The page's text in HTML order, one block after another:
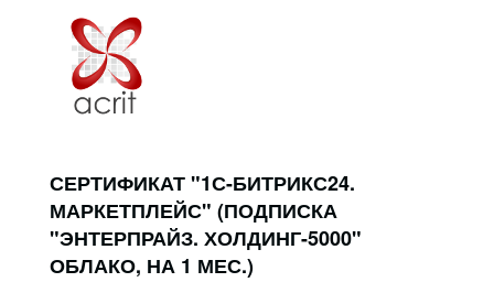
СЕРТИФИКАТ "1С-БИТРИКС24.
МАРКЕТПЛЕЙС" (ПОДПИСКА
"ЭНТЕРПРАЙЗ. ХОЛДИНГ-5000"
ОБЛАКО, НА 1 МЕС.)